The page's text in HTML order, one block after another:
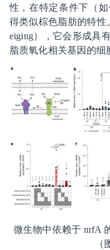
性，在特定条件下（
得类似棕色脂肪的特
eiging），它会形成具
脂质氧化相关基因的细
微生物中依赖于 nrfA
（